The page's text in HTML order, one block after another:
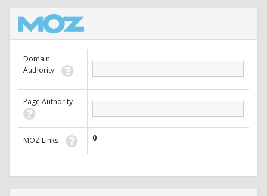
Domain
Authority
Page Authority
MOZ Links 0